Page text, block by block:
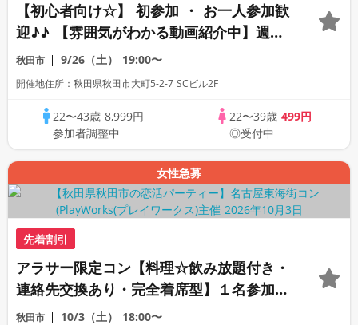
【初心者向け☆】 初参加 ・ お一人参加歓
迎♪♪ 【雰囲気がわかる動画紹介中】週末
プレミアム街コン
秋田市 9/26（土） 19:00〜
開催地住所：秋田県秋田市大町5-2-7 SCビル2F
22〜43歳 8,999円
参加者調整中
22〜39歳 499円
◎受付中
女性急募
先着割引
アラサー限定コン【料理☆飲み放題付き・
連絡先交換あり・完全着席型】１名参加多
数・初参加も大歓迎☆
秋田市 10/3（土） 18:00〜